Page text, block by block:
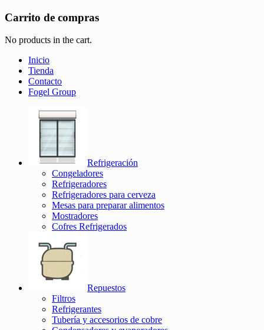
Carrito de compras
No products in the cart.
Inicio
Tienda
Contacto
Fogel Group
Refrigeración
Congeladores
Refrigeradores
Refrigeradores para cerveza
Mesas para preparar alimentos
Mostradores
Cofres Refrigerados
Repuestos
Filtros
Refrigerantes
Tubería y accesorios de cobre